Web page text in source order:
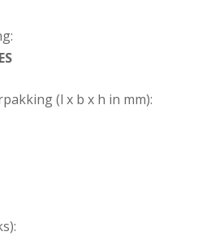
(l x b x h in mm):